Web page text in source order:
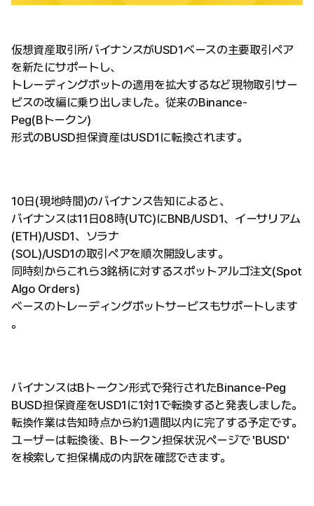
仮想資産取引所バイナンスがUSD1ベースの主要取引ペア
を新たにサポートし、
トレーディングボットの適用を拡大するなど現物取引サー
ビスの改編に乗り出しました。従来のBinance-
Peg(Bトークン)
形式のBUSD担保資産はUSD1に転換されます。
10日(現地時間)のバイナンス告知によると、
バイナンスは11日08時(UTC)にBNB/USD1、イーサリアム
(ETH)/USD1、ソラナ
(SOL)/USD1の取引ペアを順次開設します。
同時刻からこれら3銘柄に対するスポットアルゴ注文(Spot
Algo Orders)
ベースのトレーディングボットサービスもサポートします
。
バイナンスはBトークン形式で発行されたBinance-Peg
BUSD担保資産をUSD1に1対1で転換すると発表しました。
転換作業は告知時点から約1週間以内に完了する予定です。
ユーザーは転換後、Bトークン担保状況ページで 'BUSD'
を検索して担保構成の内訳を確認できます。